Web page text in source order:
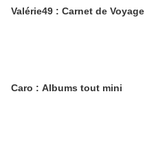
Valérie49 : Carnet de Voyage
Caro : Albums tout mini